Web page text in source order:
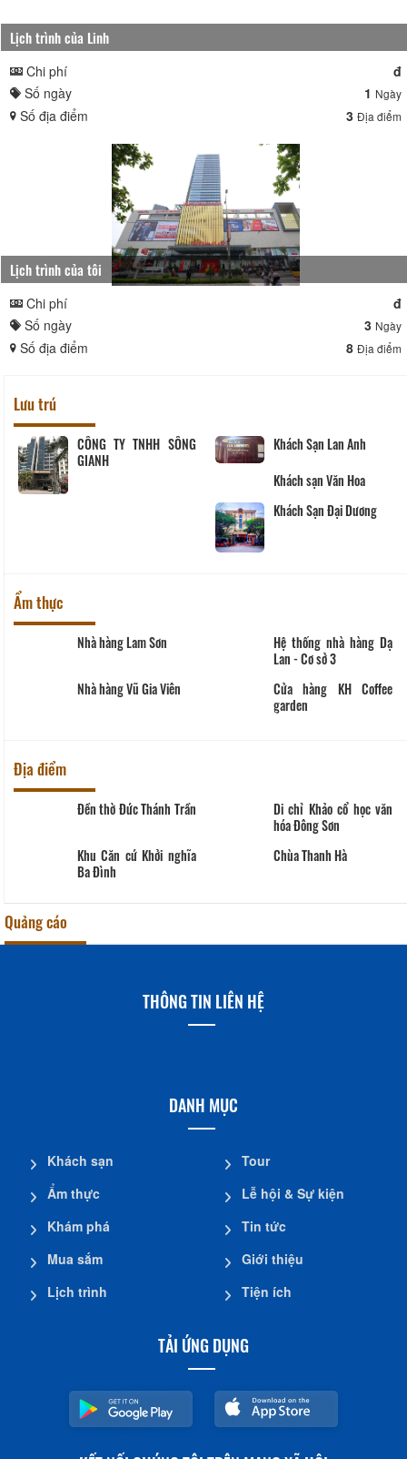
Lịch trình của Linh
Chi phí
đ
Số ngày
1 Ngày
Số địa điểm 3 Địa điểm
Lịch trình của tôi
Chi phí
đ
Số ngày
3 Ngày
Số địa điểm 8 Địa điểm
Lưu trú
CÔNG TY TNHH SÔNG
GIANH
Khách Sạn Lan Anh
Khách sạn Văn Hoa
Ẩm thực
Nhà hàng Lam Sơn
Hệ thống nhà hàng Dạ
Nhà hàng Vũ Gia Viên
Cửa hàng KH Coffee
garden
Địa điểm
Di chỉ Khảo cổ học văn
hóa Đông Sơn
Khu Căn cứ Khởi nghĩa
Ba Đình
Quảng cáo
THÔNG TIN LIÊN HỆ
DANH MỤC
Khách sạn
Ẩm thực
Khám phá
Mua sắm
Tour
Lễ hội & Sự kiện
Tin tức
Giới thiệu
TẢI ỨNG DỤNG